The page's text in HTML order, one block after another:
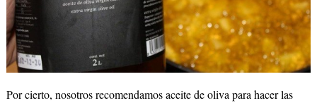
Por cierto, nosotros recomendamos aceite de oliva para hacer las